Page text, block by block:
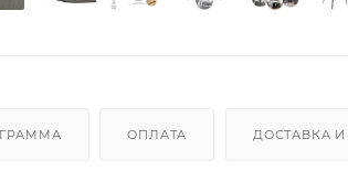
ОПЛАТА ДОСТАВКА